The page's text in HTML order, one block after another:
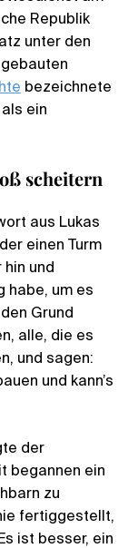
Republik
unter den
bezeichnete
ein
scheitern
aus Lukas
einen Turm
und
habe, um es
Grund
alle, die es
und sagen:
und kann’s
der
begannen ein
zu
fertiggestellt,
ist besser, ein